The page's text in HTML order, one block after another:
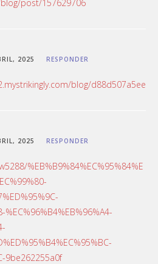
post/157629706
2025 RESPONDER
blog/d88d507a5ee
2025 RESPONDER
%EB%B9%84%EC%95%84%E
%EC%96%B4%EB%96%A4-
9be262255a0f